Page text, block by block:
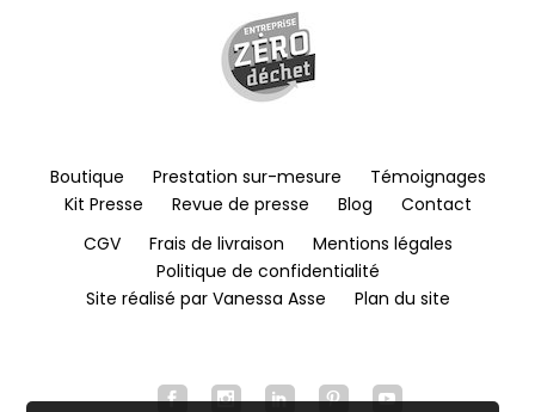
Boutique Prestation sur-mesure
Témoignages
Kit Presse
Revue de presse Blog
Contact
CGV
Frais de livraison
Mentions légales
Politique de confidentialité
Site réalisé par Vanessa Asse
Plan du site